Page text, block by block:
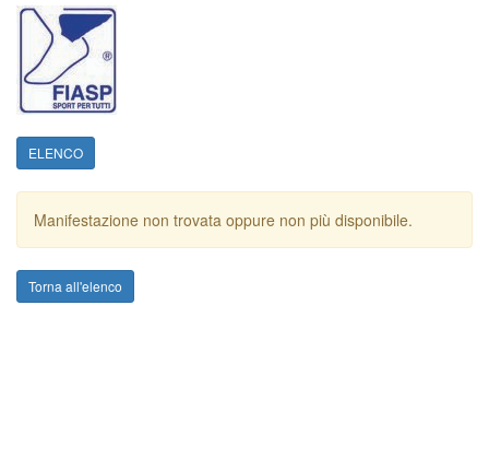
ELENCO
Manifestazione non trovata oppure non più disponibile.
Torna all'elenco